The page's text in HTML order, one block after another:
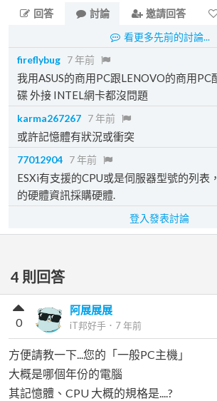
回答
討論 邀請回答
看更多先前的討論...
fireflybug 7 年前
我用ASUS的商用PC跟LENOVO的商用PC
碟 外接 INTEL網卡都沒問題
karma267267 7 年前
或許記憶體有狀況或衝突
77012904 7 年前
ESXi有支援的CPU或是伺服器型號的列表
的硬體資訊採購硬體.
登入發表討論
4 則回答
阿展展展
iT邦好手 ． 7 年前
0
方便請教一下...您的「一般PC主機」
大概是哪個年份的電腦
其記憶體、CPU 大概的規格是....?